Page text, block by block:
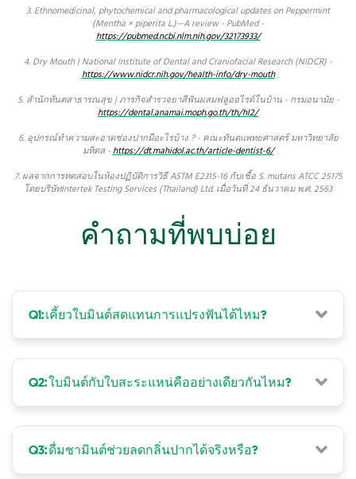
3. Ethnomedicinal, phytochemical and pharmacological updates on Peppermint
(Mentha × piperita L.)—A review - PubMed -
https://pubmed.ncbi.nlm.nih.gov/32173933/
4. Dry Mouth | National Institute of Dental and Craniofacial Research (NIDCR) -
https://www.nidcr.nih.gov/health-info/dry-mouth
5. สำนักทันตสาธารณสุข | ภารกิจสำรวจยาสีฟันผสมฟลูออไรด์ในบ้าน - กรมอนามัย -
https://dental.anamai.moph.go.th/th/hl2/
6. อุปกรณ์ทำความสะอาดช่องปากมีอะไรบ้าง ? - คณะทันตแพทยศาสตร์ มหาวิทยาลัย
มหิดล - https://dt.mahidol.ac.th/article-dentist-6/
7. ผลจากการทดสอบในห้องปฏิบัติการวิธี ASTM E2315-16 กับเชื้อ S. mutans ATCC 25175
โดยบริษัทIntertek Testing Services (Thailand) Ltd. เมื่อวันที่ 24 ธันวาคม พ.ศ. 2563
คำถามที่พบบ่อย
Q1: เคี้ยวใบมินต์สดแทนการแปรงฟันได้ไหม?
Q2: ใบมินต์กับใบสะระแหน่คืออย่างเดียวกันไหม?
Q3: ดื่มชามินต์ช่วยลดกลิ่นปากได้จริงหรือ?